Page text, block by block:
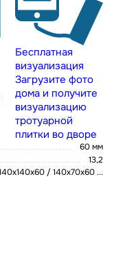
Бесплатная
визуализация
Загрузите фото
дома и получите
визуализацию
тротуарной
плитки во дворе
60 мм
13,2
/ 140х70х60...